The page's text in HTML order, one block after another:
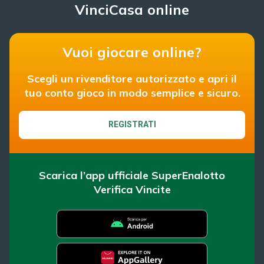
VinciCasa online
Vuoi giocare online?
Scegli un rivenditore autorizzato e apri il
tuo conto gioco in modo semplice e sicuro.
REGISTRATI
Scarica l’app ufficiale SuperEnalotto
Verifica Vincite